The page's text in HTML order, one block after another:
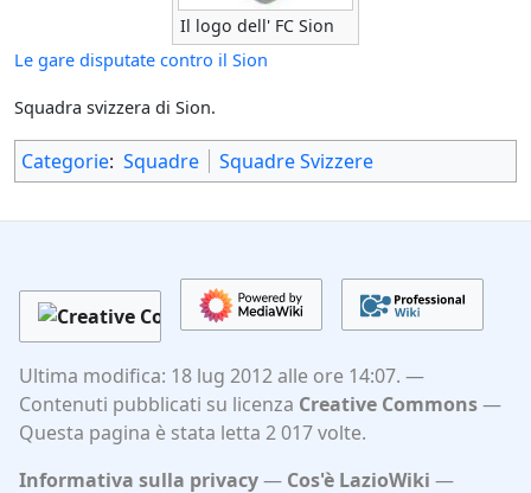
Il logo dell' FC Sion
Le gare disputate contro il Sion
Squadra svizzera di Sion.
Categorie: Squadre Squadre Svizzere
Ultima modifica: 18 lug 2012 alle ore 14:07.
Contenuti pubblicati su licenza Creative Commons
Questa pagina è stata letta 2 017 volte.
Informativa sulla privacy
Cos'è LazioWiki